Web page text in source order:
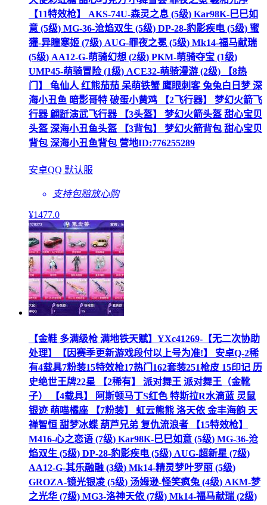
【11特效枪】 AKS-74U-森灵之息 (5级) Kar98K-巳巳如
意 (5级) MG-36-沧焰双生 (5级) DP-28-豹影疾电 (5级) 蜜
獾-异瞳寒姬 (7级) AUG-罪夜之冕 (5级) Mk14-福马献瑞
(5级) AA12-G-萌骑幻想 (2级) PKM-萌骑夺宝 (1级)
UMP45-萌骑冒险 (1级) ACE32-萌骑漫游 (2级) 【8热
门】 龟仙人 红熊茄茄 呆萌铁蟹 鹰眼刺客 兔兔白日梦 深
海小丑鱼 暗影哥特 破蛋小黄鸡 【2飞行器】 梦幻火箭飞
行器 翩跹演武飞行器 【3头盔】 梦幻火箭头盔 甜心宝贝
头盔 深海小丑鱼头盔 【3背包】 梦幻火箭背包 甜心宝贝
背包 深海小丑鱼背包 营地ID:776255289
安卓QQ 默认服
支持包赔放心购
¥1477.0
【金鞋 多满级枪 满地铁天赋】YXc41269-【无二次协助
处理】【因赛季更新游戏段付以上号为准!】 安卓Q-2稀
有4载具7粉装15特效枪17热门162套装251枪皮 15印记 历
史绝世王牌22星 【2稀有】 派对舞王 派对舞王（金靴
子） 【4载具】 阿斯顿马丁S红色 特斯拉R水滴蓝 灵鼠
银迹 萌喵橘座 【7粉装】 虹云熊熊 洛天依 金丰海韵 天
禅智恒 甜梦冰蝶 葫芦兄弟 复仇流浪者 【15特效枪】
M416-心之恋语 (7级) Kar98K-巳巳如意 (5级) MG-36-沧
焰双生 (5级) DP-28-豹影疾电 (5级) AUG-超新星 (7级)
AA12-G-其乐融融 (3级) Mk14-精灵梦叶罗丽 (5级)
GROZA-镜光银凌 (5级) 汤姆逊-怪笑疯兔 (4级) AKM-梦
之光华 (7级) MG3-洛神天依 (7级) Mk14-福马献瑞 (2级)